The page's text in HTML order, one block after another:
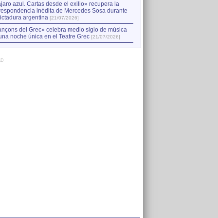
azul. Cartas desde el exilio» recupera la
inédita de Mercedes Sosa durante
argentina [21/07/2026]
del Grec» celebra medio siglo de música
noche única en el Teatre Grec [21/07/2026]